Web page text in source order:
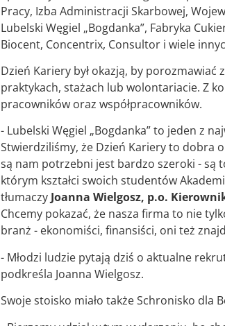
Pracy, Izba Administracji Skarbowej,
Lubelski Węgiel „Bogdanka”, Fabryka
Biocent, Concentrix, Consultor i wiele
Dzień Kariery był okazją, by
praktykach, stażach lub wolontariacie. Z
pracowników oraz współpracowników.
- Lubelski Węgiel „Bogdanka” to jeden z
Stwierdziliśmy, że Dzień Kariery to dobra
są nam potrzebni jest bardzo szeroki - są
którym kształci swoich studentów
tłumaczy Joanna Wielgosz, p.o.
Chcemy pokazać, że nasza firma to nie
branż - ekonomiści, finansiści, oni też
- Młodzi ludzie pytają dziś o aktualne
podkreśla Joanna Wielgosz.
Swoje stoisko miało także Schronisko